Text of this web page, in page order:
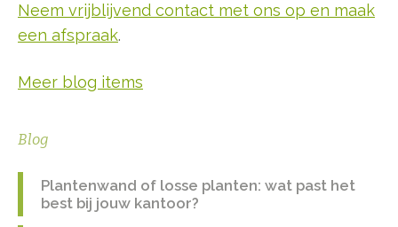
Neem vrijblijvend contact met ons op en maak
een afspraak.
Meer blog items
Blog
Plantenwand of losse planten: wat past het
best bij jouw kantoor?